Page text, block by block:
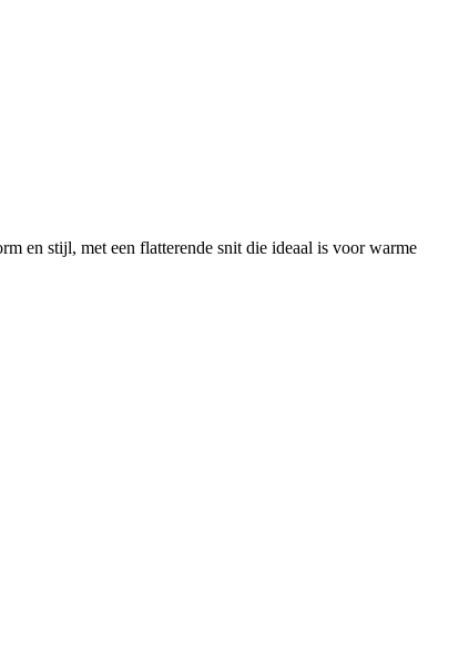
en stijl, met een flatterende snit die ideaal is voor warme